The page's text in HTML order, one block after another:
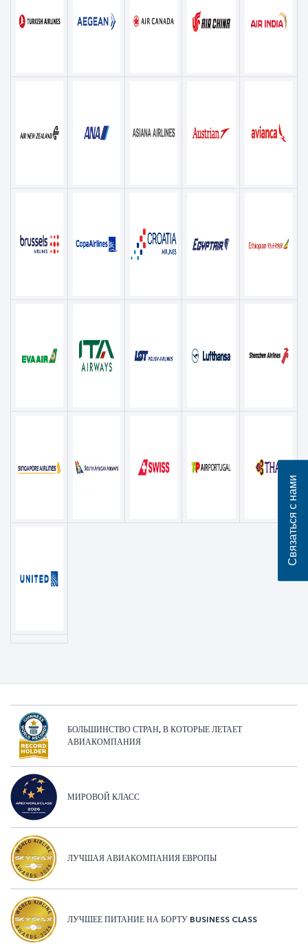
БОЛЬШИНСТВО СТРАН, В КОТОРЫЕ ЛЕТАЕТ
АВИАКОМПАНИЯ
МИРОВОЙ КЛАСС
ЛУЧШАЯ АВИАКОМПАНИЯ ЕВРОПЫ
ЛУЧШЕЕ ПИТАНИЕ НА БОРТУ BUSINESS CLASS
Связаться с нами